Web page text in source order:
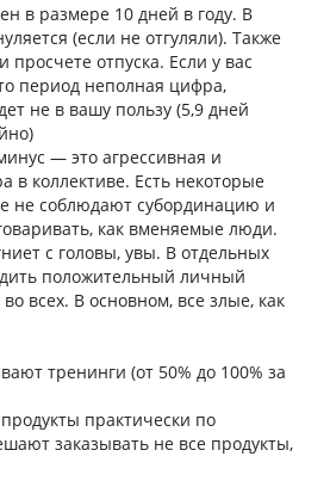
в размере 10 дней в году. В
(если не отгуляли). Также
просчете отпуска. Если у вас
период неполная цифра,
не в вашу пользу (5,9 дней
— это агрессивная и
в коллективе. Есть некоторые
не соблюдают субординацию и
как вменяемые люди.
с головы, увы. В отдельных
положительный личный
всех. В основном, все злые, как
тренинги (от 50% до 100% за
практически по
заказывать не все продукты,